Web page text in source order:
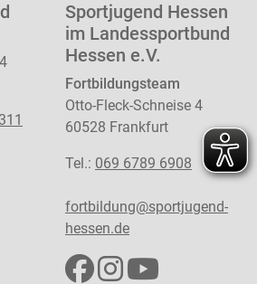
Sportjugend Hessen
im Landessportbund
Hessen e.V.
Fortbildungsteam
Otto-Fleck-Schneise 4
60528 Frankfurt
Tel.: 069 6789 6908
fortbildung@sportjugend-
hessen.de